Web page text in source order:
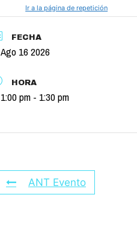
Ir a la página de repetición
FECHA
Ago 16 2026
HORA
1:00 pm - 1:30 pm
ANT Evento